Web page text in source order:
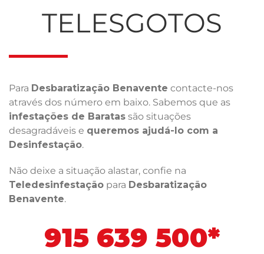
TELESGOTOS
Para Desbaratização Benavente contacte-nos
através dos número em baixo. Sabemos que as
infestações de Baratas são situações
desagradáveis e queremos ajudá-lo com a
Desinfestação.
Não deixe a situação alastar, confie na
Teledesinfestação para Desbaratização
Benavente.
915 639 500*